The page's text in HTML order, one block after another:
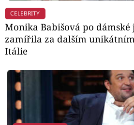
CELEBRITY
Monika Babišová po dámské
zamířila za dalším
Itálie